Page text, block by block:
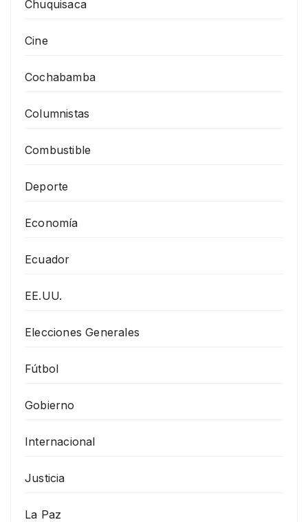
Chuquisaca
Cine
Cochabamba
Columnistas
Combustible
Deporte
Economía
Ecuador
EE.UU.
Elecciones Generales
Fútbol
Gobierno
Internacional
Justicia
La Paz